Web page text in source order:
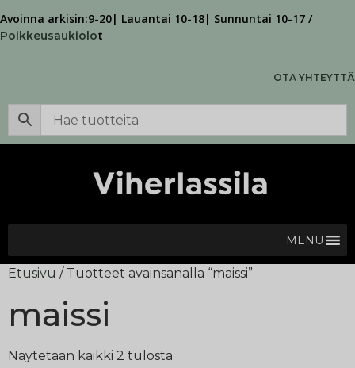
Avoinna arkisin:9-20| Lauantai 10-18| Sunnuntai 10-17 /
Poikkeusaukiolot
OTA YHTEYTTÄ
MENU
Etusivu / Tuotteet avainsanalla “maissi”
maissi
Näytetään kaikki 2 tulosta